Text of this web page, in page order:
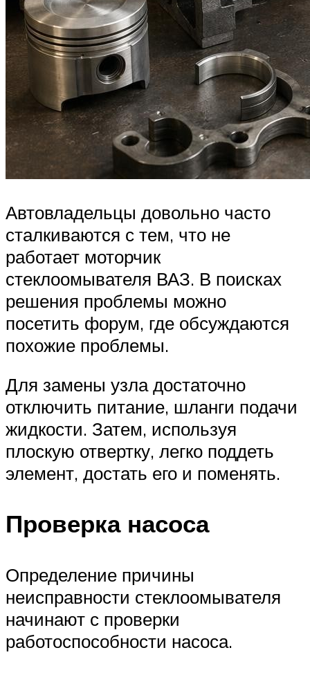
Автовладельцы довольно часто
сталкиваются с тем, что не
работает моторчик
стеклоомывателя ВАЗ. В поисках
решения проблемы можно
посетить форум, где обсуждаются
похожие проблемы.
Для замены узла достаточно
отключить питание, шланги подачи
жидкости. Затем, используя
плоскую отвертку, легко поддеть
элемент, достать его и поменять.
Проверка насоса
Определение причины
неисправности стеклоомывателя
начинают с проверки
работоспособности насоса.